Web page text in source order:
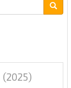
(2025)